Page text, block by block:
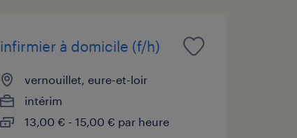
infirmier à domicile (f/h)
vernouillet, eure-et-loir
intérim
13,00 € - 15,00 € par heure